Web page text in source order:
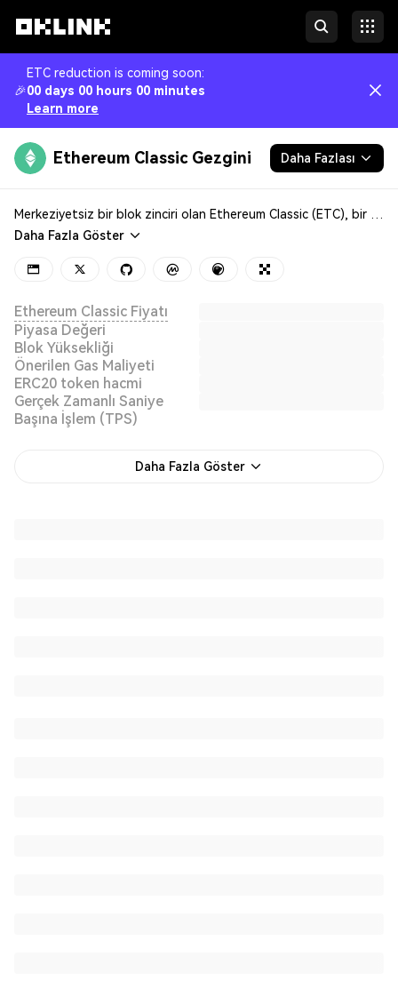
🎉
ETC reduction is coming soon:
00 days 00 hours 00 minutes
Learn more
Ethereum Classic Gezgini Daha Fazlası
Blok Zinciri
Geliştiriciler
Daha Fazlası
Merkeziyetsiz bir blok zinciri olan Ethereum Classic (ETC), bir hack saldırısının etkilerini tersine çeviren bir sert çatallanmadan önceki orijinal blok zincirini koruyarak Ethereum ağındaki bir bölünmeden ortaya çıkmıştır. İş kanıtı (PoW) fikir birliği mekanizmasıyla çalışan zincir, Ethereum’a kıyasla merkeziyetsizliğe ve istikrara daha fazla öncelik vermektedir. Ayrıca akıllı sözleşmeleri ve merkeziyetsiz uygulamaları (dApp’ler) destekler.
Daha Fazla Göster
Ethereum Classic Fiyatı
Piyasa Değeri
Blok Yüksekliği
Önerilen Gas Maliyeti
ERC20 token hacmi
Gerçek Zamanlı Saniye
Başına İşlem (TPS)
Daha Fazla Göster